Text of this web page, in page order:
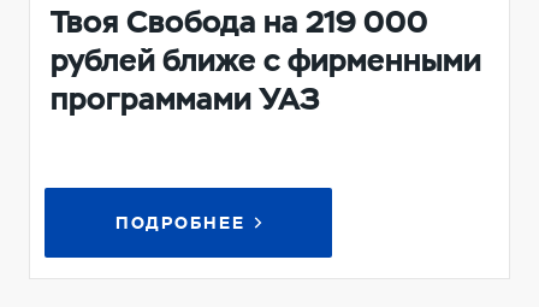
Твоя Свобода на 219 000
рублей ближе с фирменными
программами УАЗ
ПОДРОБНЕЕ